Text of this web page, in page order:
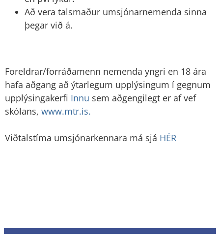
Að vera talsmaður umsjónarnemenda sinna
þegar við á.
Foreldrar/forráðamenn nemenda yngri en 18 ára
hafa aðgang að ýtarlegum upplýsingum í gegnum
upplýsingakerfi Innu sem aðgengilegt er af vef
skólans, www.mtr.is.
Viðtalstíma umsjónarkennara má sjá HÉR